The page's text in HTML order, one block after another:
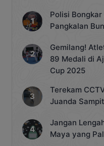
Polisi
Pangkalan
Gemilang!
89 Medali di
Cup 2025
Terekam
Juanda
Jangan
Maya yang